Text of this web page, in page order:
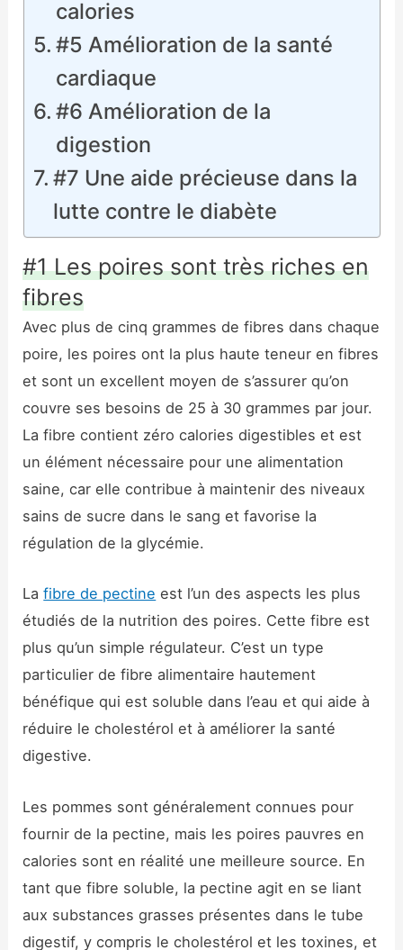
calories
#5 Amélioration de la santé
cardiaque
#6 Amélioration de la
digestion
#7 Une aide précieuse dans la
lutte contre le diabète
#1 Les poires sont très riches en
fibres
Avec plus de cinq grammes de fibres dans chaque
poire, les poires ont la plus haute teneur en fibres
et sont un excellent moyen de s’assurer qu’on
couvre ses besoins de 25 à 30 grammes par jour.
La fibre contient zéro calories digestibles et est
un élément nécessaire pour une alimentation
saine, car elle contribue à maintenir des niveaux
sains de sucre dans le sang et favorise la
régulation de la glycémie.
Lafibre de pectine est l’un des aspects les plus
étudiés de la nutrition des poires. Cette fibre est
plus qu’un simple régulateur. C’est un type
particulier de fibre alimentaire hautement
bénéfique qui est soluble dans l’eau et qui aide à
réduire le cholestérol et à améliorer la santé
digestive.
Les pommes sont généralement connues pour
fournir de la pectine, mais les poires pauvres en
calories sont en réalité une meilleure source. En
tant que fibre soluble, la pectine agit en se liant
aux substances grasses présentes dans le tube
digestif, y compris le cholestérol et les toxines, et